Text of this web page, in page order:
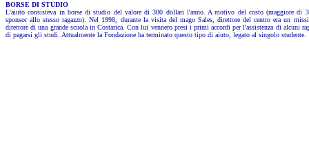
BORSE DI STUDIO
L'aiuto consisteva in borse di studio del valore di 300 dollari l'anno. A motivo del costo (maggiore di
sponsor allo stesso ragazzo). Nel 1998, durante la visita del mago Sales, direttore del centro era un
direttore di una grande scuola in Costarica. Con lui vennero presi i primi accordi per l'assistenza di alcuni
di pagarsi gli studi. Attualmente la Fondazione ha terminato questo tipo di aiuto, legato al singolo studente.